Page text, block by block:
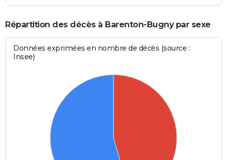
Répartition des décès à Barenton-Bugny par sexe
Données exprimées en nombre de décès (source :
Insee)